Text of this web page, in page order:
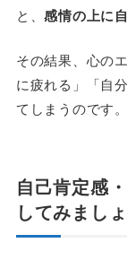
と、感情の上に
その結果、心の
に疲れる」「自
てしまうのです。
自己肯定感
してみまし